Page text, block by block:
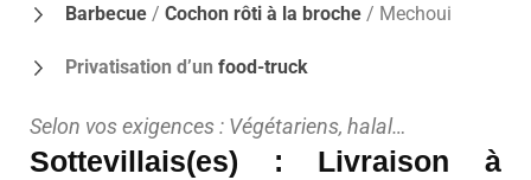
Barbecue / Cochon rôti à la broche / Mechoui
Privatisation d’un food-truck
Selon vos exigences : Végétariens, halal…
Sottevillais(es) : Livraison à